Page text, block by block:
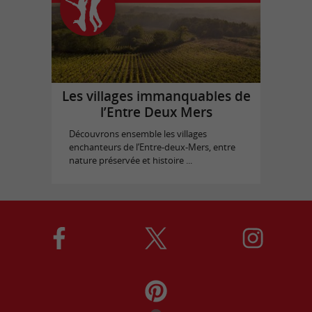
Les villages immanquables de
l’Entre Deux Mers
Découvrons ensemble les villages
enchanteurs de l’Entre-deux-Mers, entre
nature préservée et histoire ...